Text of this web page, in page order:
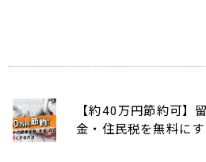
【約40万円節約可】
金・住民税を無料に